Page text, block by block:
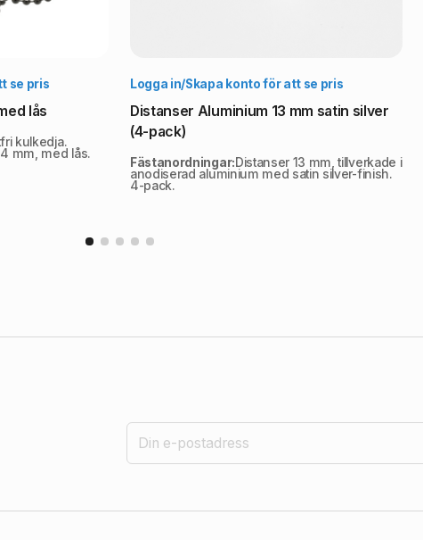
se pris
lås
kulkedja.
mm, med lås.
Välj alternativ Logga in/Skapa konto för att se pris
Distanser Aluminium 13 mm satin silver
(4-pack)
Fästanordningar:Distanser 13 mm, tillverkade i
anodiserad aluminium med satin silver-finish.
4-pack.
Välj alternativ